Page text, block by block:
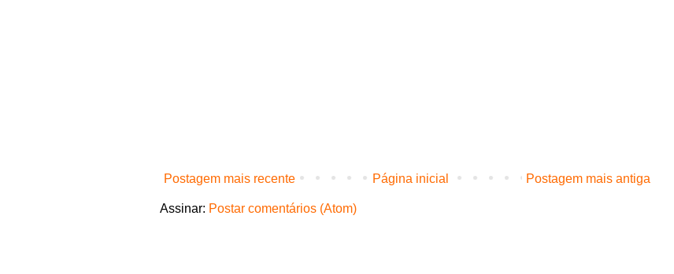
Postagem mais recente Postagem mais antiga
Página inicial
Assinar: Postar comentários (Atom)